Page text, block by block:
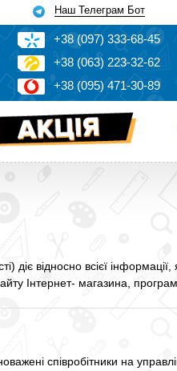
Наш Телеграм Бот
+38(097) 333-68-45
+38 (063) 223-32-62
+38 (095)471-30-89
діє відносно всієї
Інтернет- магазина, програм
співробітники на